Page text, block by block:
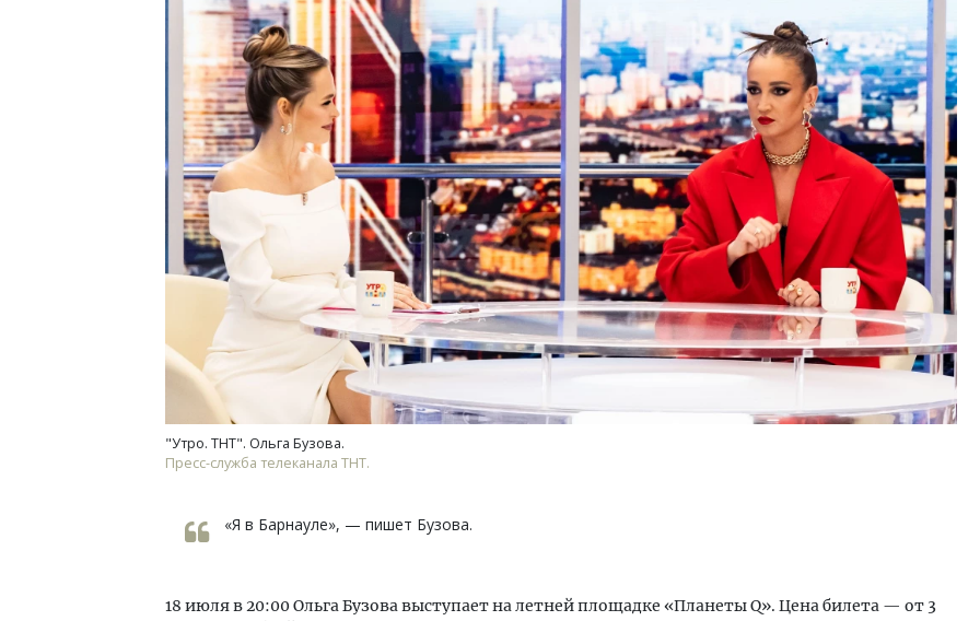
"Утро. ТНТ". Ольга Бузова.
Пресс-служба телеканала ТНТ.
«Я в Барнауле», — пишет Бузова.
18 июля в 20:00 Ольга Бузова выступает на летней площадке «Планеты Q». Цена билета — от 3
Пролить свет. Как
помогает строи­телям
качество до того, как
СТРОИТЕЛЬСТВО